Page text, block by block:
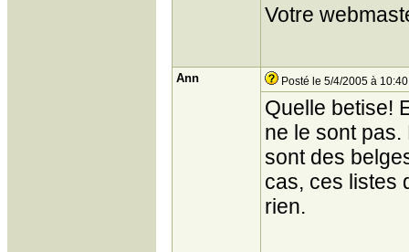
Votre
Ann Posté le 5/4/2005 à 10:40
Quelle betise!
ne le sont
sont des
cas, ces listes
rien.